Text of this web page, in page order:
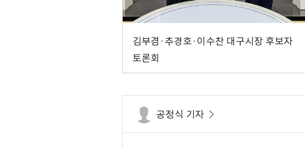
김부겸·추경호·이수찬 대구시장 후보자
토론회
공정식 기자